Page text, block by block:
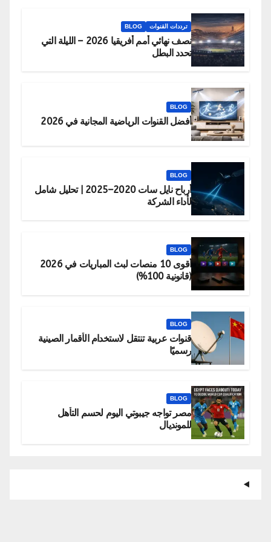
ترددات القنوات BLOG
نصف نهائي أمم أفريقيا 2026 – الليلة التي
تحدد البطل
BLOG
أفضل القنوات الرياضية المجانية في 2026
BLOG
أرباح نايل سات 2020–2025 | تحليل شامل
لأداء الشركة
BLOG
أقوى 10 منصات لبث المباريات في 2026
(قانونية 100%)
BLOG
قنوات عربية تنتقل لاستخدام الأقمار الصينية
رسميًا
BLOG
مصر تواجه جيبوتي اليوم لحسم التأهل
للمونديال